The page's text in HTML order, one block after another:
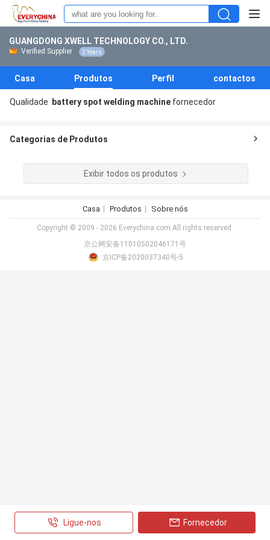
GUANGDONG XWELL TECHNOLOGY CO., LTD.
Verified Supplier 2 Years
Casa Produtos Perfil contactos
Qualidade battery spot welding machine fornecedor
Categorias de Produtos
Exibir todos os produtos
Ligue-nos Fornecedor
Casa Produtos Sobre nós
Copyright © 2009 - 2026 Everychina.com.All rights reserved.
京公网安备11010502046171号
京ICP备2020037340号-5